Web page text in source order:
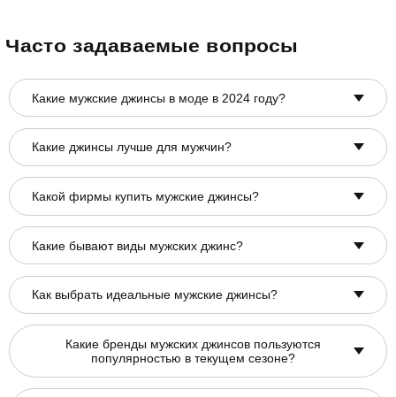
Часто задаваемые вопросы
Какие мужские джинсы в моде в 2024 году?
Какие джинсы лучше для мужчин?
Какой фирмы купить мужские джинсы?
Какие бывают виды мужских джинс?
Как выбрать идеальные мужские джинсы?
Какие бренды мужских джинсов пользуются
популярностью в текущем сезоне?